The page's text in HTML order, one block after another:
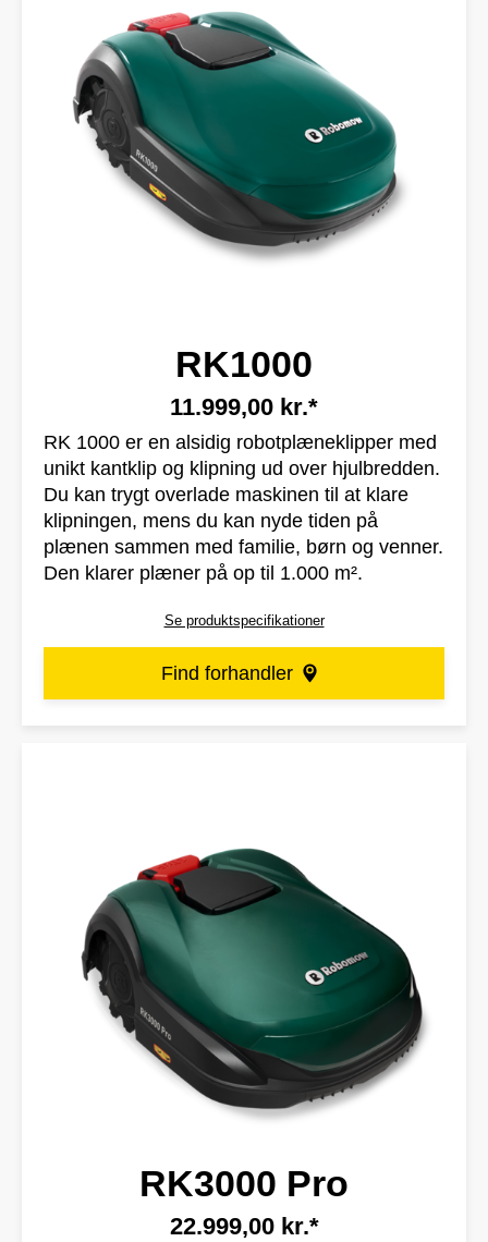
RK1000
11.999,00 kr.*
RK 1000 er en alsidig robotplæneklipper med
unikt kantklip og klipning ud over hjulbredden.
Du kan trygt overlade maskinen til at klare
klipningen, mens du kan nyde tiden på
plænen sammen med familie, børn og venner.
Den klarer plæner på op til 1.000 m².
Se produktspecifikationer
Find forhandler
RK3000 Pro
22.999,00 kr.*